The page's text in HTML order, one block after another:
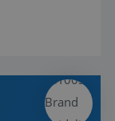
de data